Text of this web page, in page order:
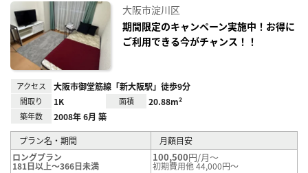
録
大阪市淀川区
期間限定のキャンペーン実施中！お得に
ご利用できる今がチャンス！！
アクセス 大阪市御堂筋線「新大阪駅」徒歩9分
間取り 1K 面積 20.88m²
築年数 2008年 6月 築
プラン名・期間
月額目安
ロングプラン
181日以上～366日未満
100,500円/月～
初期費用他 44,000円～